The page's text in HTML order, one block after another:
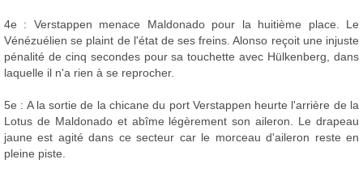
4e : Verstappen menace Maldonado pour la huitième place. Le
Vénézuélien se plaint de l'état de ses freins. Alonso reçoit une injuste
pénalité de cinq secondes pour sa touchette avec Hülkenberg, dans
laquelle il n'a rien à se reprocher.
5e : A la sortie de la chicane du port Verstappen heurte l'arrière de la
Lotus de Maldonado et abîme légèrement son aileron. Le drapeau
jaune est agité dans ce secteur car le morceau d'aileron reste en
pleine piste.